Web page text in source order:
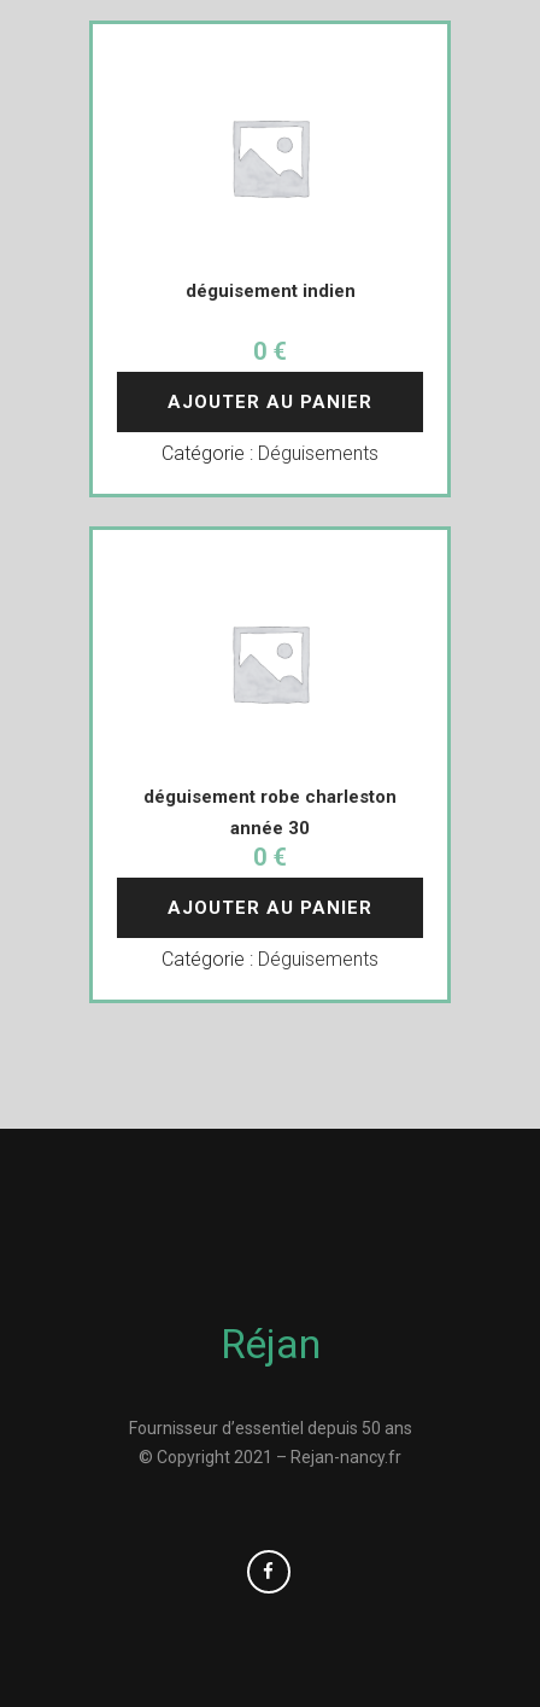
déguisement indien
0 €
AJOUTER AU PANIER
Catégorie : Déguisements
déguisement robe charleston
année 30
0 €
AJOUTER AU PANIER
Catégorie : Déguisements
Réjan
Fournisseur d’essentiel depuis 50 ans
© Copyright 2021 – Rejan-nancy.fr